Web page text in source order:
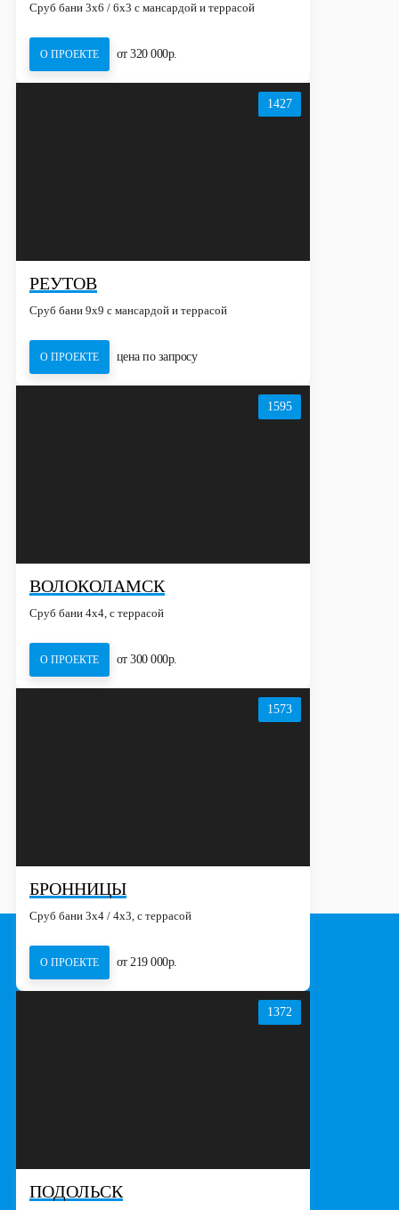
Сруб бани 3х6 / 6x3 с мансардой и террасой
О ПРОЕКТЕ от 320 000р.
1427
РЕУТОВ
Сруб бани 9х9 с мансардой и террасой
О ПРОЕКТЕ цена по запросу
1595
ВОЛОКОЛАМСК
Сруб бани 4х4, с террасой
О ПРОЕКТЕ от 300 000р.
1573
БРОННИЦЫ
Сруб бани 3х4 / 4x3, с террасой
О ПРОЕКТЕ от 219 000р.
1372
ПОДОЛЬСК